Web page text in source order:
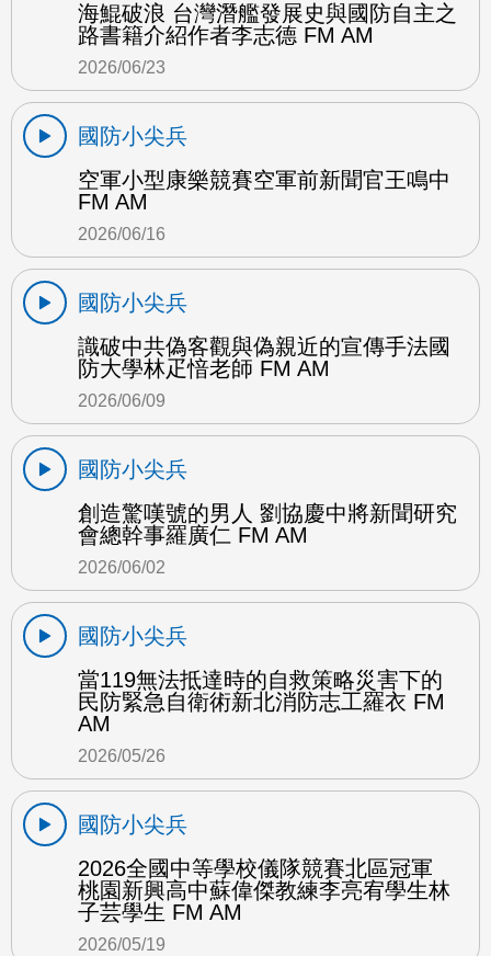
海鯤破浪 台灣潛艦發展史與國防自主之
路書籍介紹作者李志德 FM AM
2026/06/23
國防小尖兵
空軍小型康樂競賽空軍前新聞官王鳴中
FM AM
2026/06/16
國防小尖兵
識破中共偽客觀與偽親近的宣傳手法國
防大學林疋愔老師 FM AM
2026/06/09
國防小尖兵
創造驚嘆號的男人 劉協慶中將新聞研究
會總幹事羅廣仁 FM AM
2026/06/02
國防小尖兵
當119無法抵達時的自救策略災害下的
民防緊急自衛術新北消防志工羅衣 FM
AM
2026/05/26
國防小尖兵
2026全國中等學校儀隊競賽北區冠軍
桃園新興高中蘇偉傑教練李亮宥學生林
子芸學生 FM AM
2026/05/19